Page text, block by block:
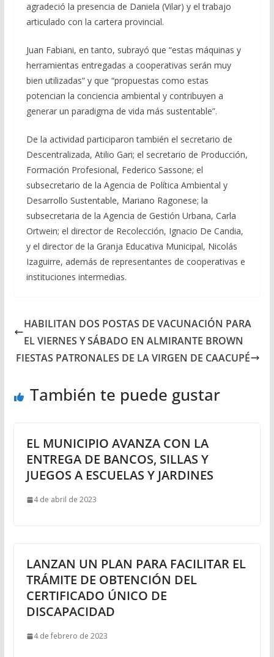
agradeció la presencia de Daniela (Vilar) y el trabajo
articulado con la cartera provincial.
Juan Fabiani, en tanto, subrayó que “estas máquinas y
herramientas entregadas a cooperativas serán muy
bien utilizadas” y que “propuestas como estas
potencian la conciencia ambiental y contribuyen a
generar un paradigma de vida más sustentable”.
De la actividad participaron también el secretario de
Descentralizada, Atilio Gari; el secretario de Producción,
Formación Profesional, Federico Sassone; el
subsecretario de la Agencia de Política Ambiental y
Desarrollo Sustentable, Mariano Ragonese; la
subsecretaria de la Agencia de Gestión Urbana, Carla
Ortwein; el director de Recolección, Ignacio De Candia,
y el director de la Granja Educativa Municipal, Nicolás
Izaguirre, además de representantes de cooperativas e
instituciones intermedias.
HABILITAN DOS POSTAS DE VACUNACIÓN PARA
EL VIERNES Y SÁBADO EN ALMIRANTE BROWN
FIESTAS PATRONALES DE LA VIRGEN DE CAACUPÉ
También te puede gustar
EL MUNICIPIO AVANZA CON LA
ENTREGA DE BANCOS, SILLAS Y
JUEGOS A ESCUELAS Y JARDINES
4 de abril de 2023
LANZAN UN PLAN PARA FACILITAR EL
TRÁMITE DE OBTENCIÓN DEL
CERTIFICADO ÚNICO DE
DISCAPACIDAD
4 de febrero de 2023